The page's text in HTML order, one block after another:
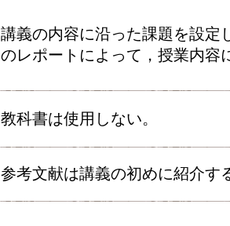
講義の内容に沿った課題を設定
のレポートによって，授業内容
教科書は使用しない。
参考文献は講義の初めに紹介す